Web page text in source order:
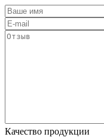
Качество продукции